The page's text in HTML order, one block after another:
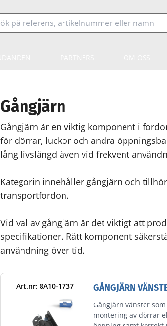
Gångjärn
Gångjärn är en viktig komponent i
för dörrar, luckor och andra
lång livslängd även vid frekvent
Kategorin innehåller gångjärn och
transportfordon.
Vid val av gångjärn är det viktigt att
specifikationer. Rätt komponent
användning över tid.
Art.nr: 8A10-1737 GÅNGJÄRN
Gångjärn vänster
montering av dörrar